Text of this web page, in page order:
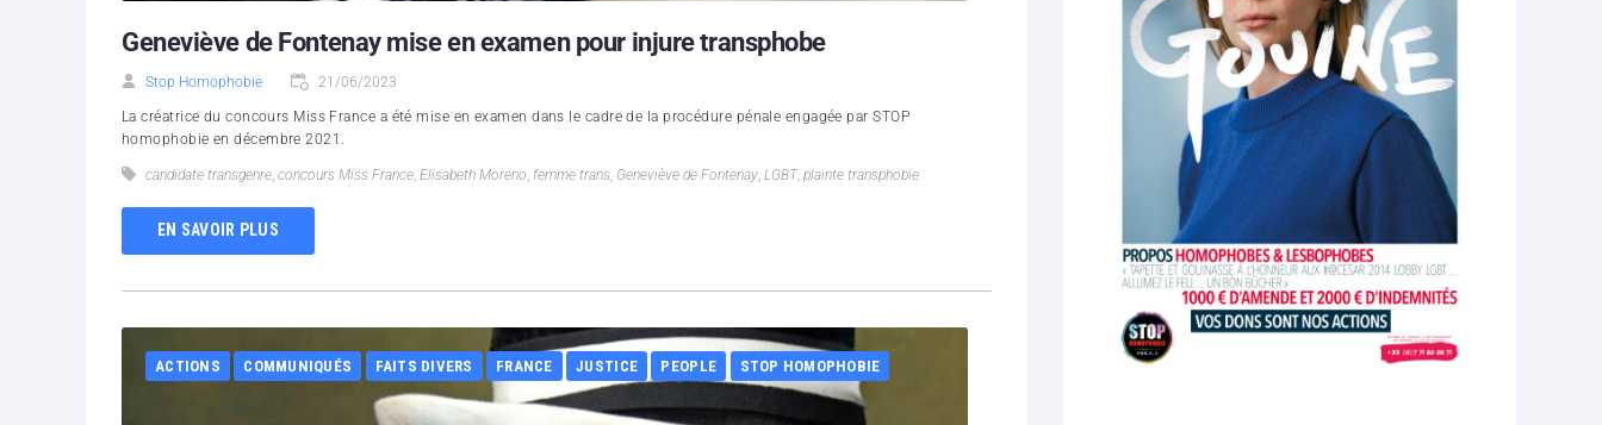
Geneviève de Fontenay mise en examen pour injure transphobe
Stop Homophobie 21/06/2023
La créatrice du concours Miss France a été mise en examen dans le cadre de la procédure pénale engagée par STOP
homophobie en décembre 2021.
candidate transgenre, concours Miss France, Elisabeth Moreno, femme trans, Geneviève de Fontenay, LGBT, plainte transphobie
EN SAVOIR PLUS
ACTIONS COMMUNIQUÉS FAITS DIVERS FRANCE JUSTICE PEOPLE STOP HOMOPHOBIE